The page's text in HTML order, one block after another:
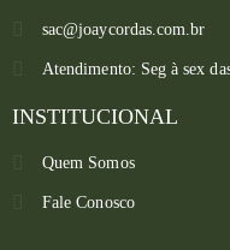
sac@joaycordas.com.br
Atendimento: Seg à sex
INSTITUCIONAL
Quem Somos
Fale Conosco